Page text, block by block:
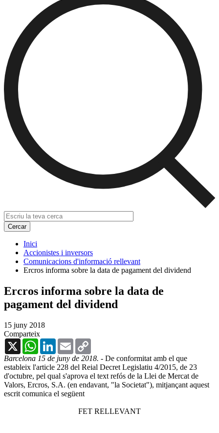
Inici
Accionistes i inversors
Comunicacions d'informació rellevant
Ercros informa sobre la data de pagament del dividend
Ercros informa sobre la data de
pagament del dividend
15 juny 2018
Comparteix
X
WhatsAppLinkedInEmail
Barcelona 15 de juny de 2018. - De conformitat amb el que
estableix l'article 228 del Reial Decret Legislatiu 4/2015, de 23
d'octubre, pel qual s'aprova el text refós de la Llei de Mercat de
Valors, Ercros, S.A. (en endavant, "la Societat"), mitjançant aquest
escrit comunica el següent
FET RELLEVANT